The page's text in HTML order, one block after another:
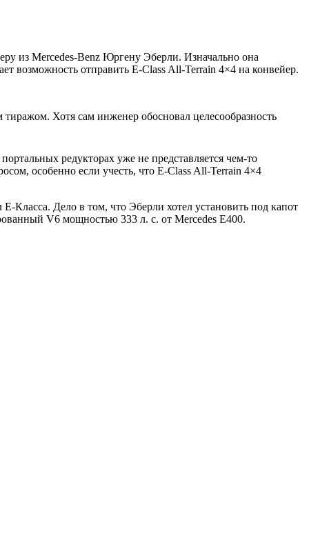
из Mercedes-Benz Юргену Эберли. Изначально она
возможность отправить E-Class All-Terrain 4×4 на конвейер.
Хотя сам инженер обосновал целесообразность
редукторах уже не представляется чем-то
особенно если учесть, что E-Class All-Terrain 4×4
Класса. Дело в том, что Эберли хотел установить под капот
V6 мощностью 333 л. с. от Mercedes E400.